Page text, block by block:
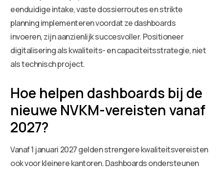
eenduidige intake, vaste dossierroutes en strikte
planning implementeren voordat ze dashboards
invoeren, zijn aanzienlijk succesvoller. Positioneer
digitalisering als kwaliteits- en capaciteitsstrategie, niet
als technisch project.
Hoe helpen dashboards bij de
nieuwe NVKM-vereisten vanaf
2027?
Vanaf 1 januari 2027 gelden strengere kwaliteitsvereisten
ook voor kleinere kantoren. Dashboards ondersteunen